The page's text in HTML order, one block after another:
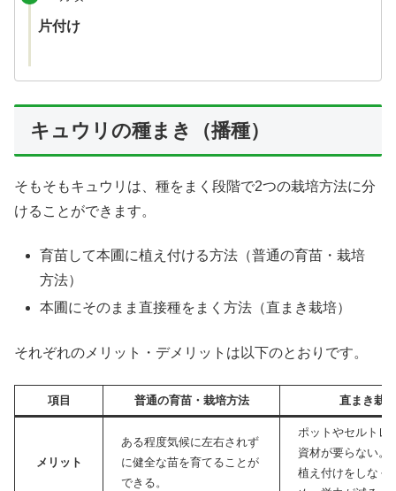
片付け
キュウリの種まき（播種）
そもそもキュウリは、種をまく段階で2つの栽培方法に分
けることができます。
育苗して本圃に植え付ける方法（普通の育苗・栽培
方法）
本圃にそのまま直接種をまく方法（直まき栽培）
それぞれのメリット・デメリットは以下のとおりです。
項目 普通の育苗・栽培方法 直まき栽培
メリット
ある程度気候に左右されず
に健全な苗を育てることが
できる。
ポットやセルトレ
資材が要らない。
植え付けをしなく